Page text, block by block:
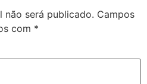
não será publicado. Campos
com *